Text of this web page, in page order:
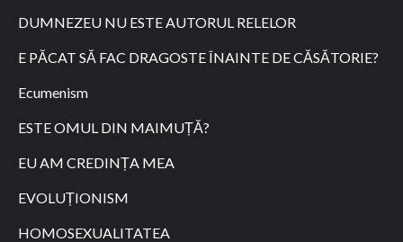
DUMNEZEU NU ESTE AUTORUL RELELOR
E PĂCAT SĂ FAC DRAGOSTE ÎNAINTE DE CĂSĂTORIE?
Ecumenism
ESTE OMUL DIN MAIMUȚĂ?
EU AM CREDINȚA MEA
EVOLUȚIONISM
HOMOSEXUALITATEA